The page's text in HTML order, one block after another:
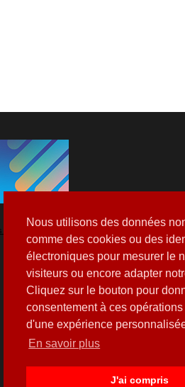
Nous utilisons des données
comme des cookies ou des
électroniques pour mesurer le
visiteurs ou encore adapter
Cliquez sur le bouton pour
consentement à ces opérations
d'une expérience
En savoir plus
J'ai compris
by Hospitalia_Mag